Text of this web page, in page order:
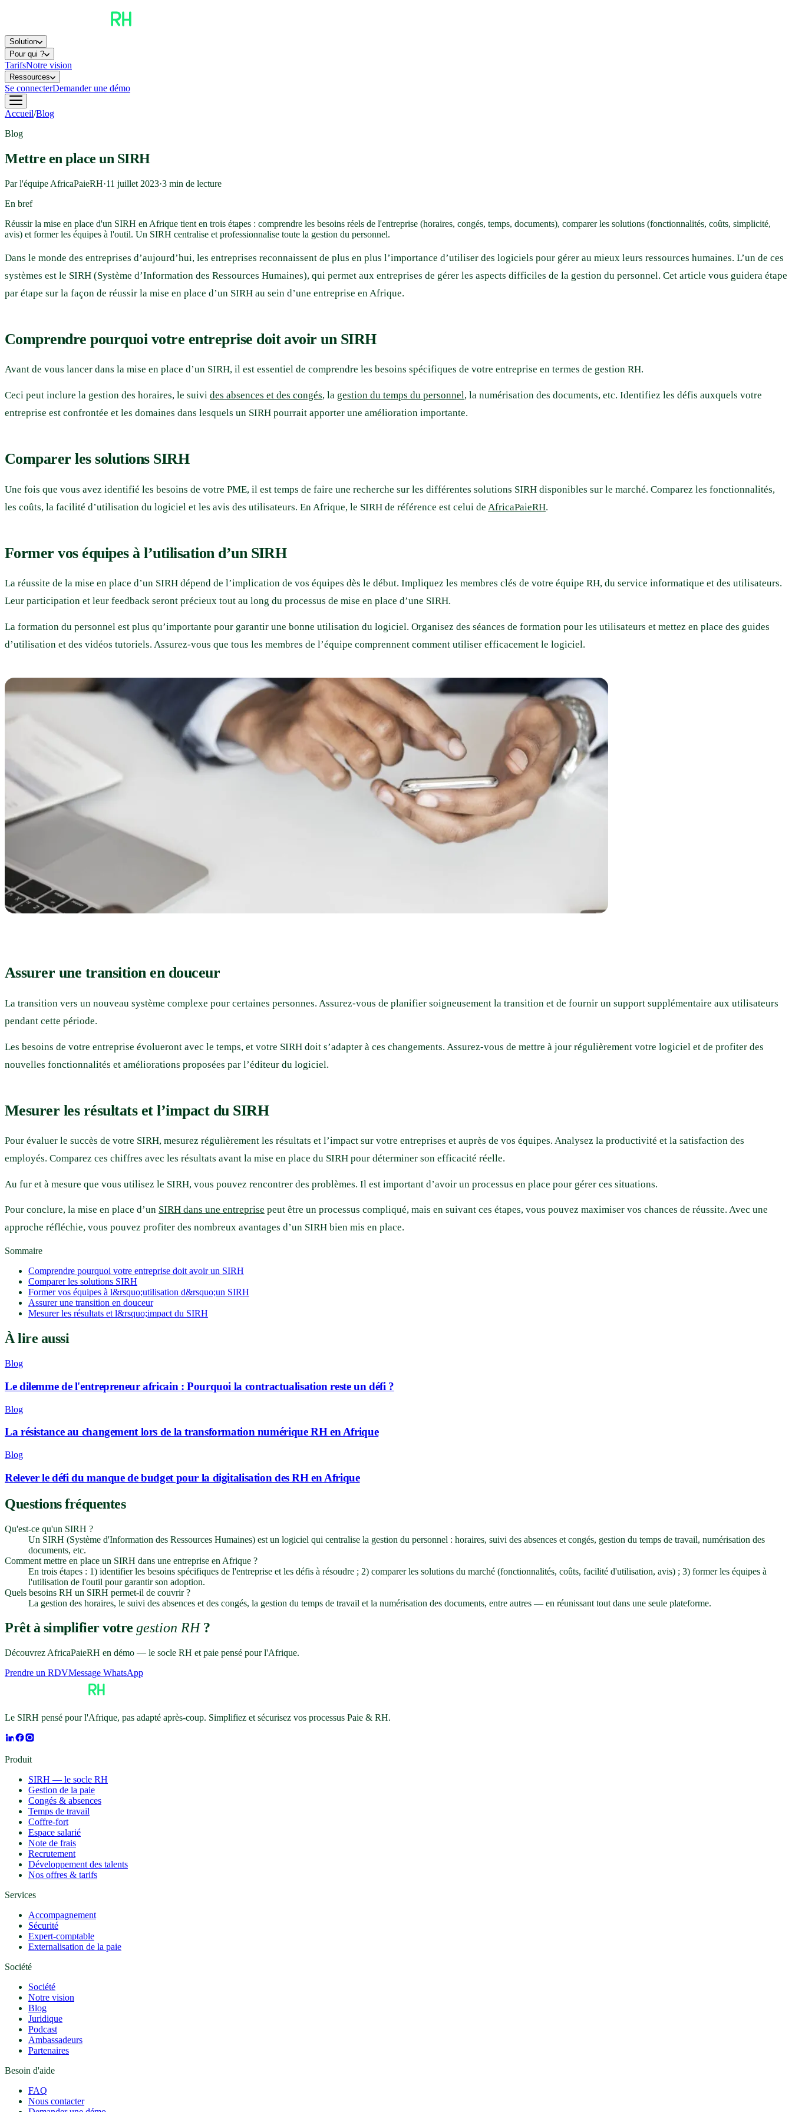
Solution
Pour qui ?
TarifsNotre vision
Ressources
Se connecterDemander une démo
Accueil/Blog
Blog
Mettre en place un SIRH
Par l'équipe AfricaPaieRH·11 juillet 2023·3 min de lecture
En bref
Réussir la mise en place d'un SIRH en Afrique tient en trois étapes : comprendre les besoins réels de l'entreprise (horaires, congés, temps, documents), comparer les solutions (fonctionnalités, coûts, simplicité,
avis) et former les équipes à l'outil. Un SIRH centralise et professionnalise toute la gestion du personnel.
Dans le monde des entreprises d’aujourd’hui, les entreprises reconnaissent de plus en plus l’importance d’utiliser des logiciels pour gérer au mieux leurs ressources humaines. L’un de ces
systèmes est le SIRH (Système d’Information des Ressources Humaines), qui permet aux entreprises de gérer les aspects difficiles de la gestion du personnel. Cet article vous guidera étape
par étape sur la façon de réussir la mise en place d’un SIRH au sein d’une entreprise en Afrique.
Comprendre pourquoi votre entreprise doit avoir un SIRH
Avant de vous lancer dans la mise en place d’un SIRH, il est essentiel de comprendre les besoins spécifiques de votre entreprise en termes de gestion RH.
Ceci peut inclure la gestion des horaires, le suivi des absences et des congés, la gestion du temps du personnel, la numérisation des documents, etc. Identifiez les défis auxquels votre
entreprise est confrontée et les domaines dans lesquels un SIRH pourrait apporter une amélioration importante.
Comparer les solutions SIRH
Une fois que vous avez identifié les besoins de votre PME, il est temps de faire une recherche sur les différentes solutions SIRH disponibles sur le marché. Comparez les fonctionnalités,
les coûts, la facilité d’utilisation du logiciel et les avis des utilisateurs. En Afrique, le SIRH de référence est celui de AfricaPaieRH.
Former vos équipes à l’utilisation d’un SIRH
La réussite de la mise en place d’un SIRH dépend de l’implication de vos équipes dès le début. Impliquez les membres clés de votre équipe RH, du service informatique et des utilisateurs.
Leur participation et leur feedback seront précieux tout au long du processus de mise en place d’une SIRH.
La formation du personnel est plus qu’importante pour garantir une bonne utilisation du logiciel. Organisez des séances de formation pour les utilisateurs et mettez en place des guides
d’utilisation et des vidéos tutoriels. Assurez-vous que tous les membres de l’équipe comprennent comment utiliser efficacement le logiciel.
Assurer une transition en douceur
La transition vers un nouveau système complexe pour certaines personnes. Assurez-vous de planifier soigneusement la transition et de fournir un support supplémentaire aux utilisateurs
pendant cette période.
Les besoins de votre entreprise évolueront avec le temps, et votre SIRH doit s’adapter à ces changements. Assurez-vous de mettre à jour régulièrement votre logiciel et de profiter des
nouvelles fonctionnalités et améliorations proposées par l’éditeur du logiciel.
Mesurer les résultats et l’impact du SIRH
Pour évaluer le succès de votre SIRH, mesurez régulièrement les résultats et l’impact sur votre entreprises et auprès de vos équipes. Analysez la productivité et la satisfaction des
employés. Comparez ces chiffres avec les résultats avant la mise en place du SIRH pour déterminer son efficacité réelle.
Au fur et à mesure que vous utilisez le SIRH, vous pouvez rencontrer des problèmes. Il est important d’avoir un processus en place pour gérer ces situations.
Pour conclure, la mise en place d’un SIRH dans une entreprise peut être un processus compliqué, mais en suivant ces étapes, vous pouvez maximiser vos chances de réussite. Avec une
approche réfléchie, vous pouvez profiter des nombreux avantages d’un SIRH bien mis en place.
Sommaire
Comprendre pourquoi votre entreprise doit avoir un SIRH
Comparer les solutions SIRH
Former vos équipes à l&rsquo;utilisation d&rsquo;un SIRH
Assurer une transition en douceur
Mesurer les résultats et l&rsquo;impact du SIRH
À lire aussi
Blog
Le dilemme de l'entrepreneur africain : Pourquoi la contractualisation reste un défi ?
Blog
La résistance au changement lors de la transformation numérique RH en Afrique
Blog
Relever le défi du manque de budget pour la digitalisation des RH en Afrique
Questions fréquentes
Qu'est-ce qu'un SIRH ?
Un SIRH (Système d'Information des Ressources Humaines) est un logiciel qui centralise la gestion du personnel : horaires, suivi des absences et congés, gestion du temps de travail, numérisation des
documents, etc.
Comment mettre en place un SIRH dans une entreprise en Afrique ?
En trois étapes : 1) identifier les besoins spécifiques de l'entreprise et les défis à résoudre ; 2) comparer les solutions du marché (fonctionnalités, coûts, facilité d'utilisation, avis) ; 3) former les équipes à
l'utilisation de l'outil pour garantir son adoption.
Quels besoins RH un SIRH permet-il de couvrir ?
La gestion des horaires, le suivi des absences et des congés, la gestion du temps de travail et la numérisation des documents, entre autres — en réunissant tout dans une seule plateforme.
Prêt à simplifier votregestion RH?
Découvrez AfricaPaieRH en démo — le socle RH et paie pensé pour l'Afrique.
Prendre un RDVMessage WhatsApp
Le SIRH pensé pour l'Afrique, pas adapté après-coup. Simplifiez et sécurisez vos processus Paie & RH.
Produit
SIRH — le socle RH
Gestion de la paie
Congés & absences
Temps de travail
Coffre-fort
Espace salarié
Note de frais
Recrutement
Développement des talents
Nos offres & tarifs
Services
Accompagnement
Sécurité
Expert-comptable
Externalisation de la paie
Société
Société
Notre vision
Blog
Juridique
Podcast
Ambassadeurs
Partenaires
Besoin d'aide
FAQ
Nous contacter